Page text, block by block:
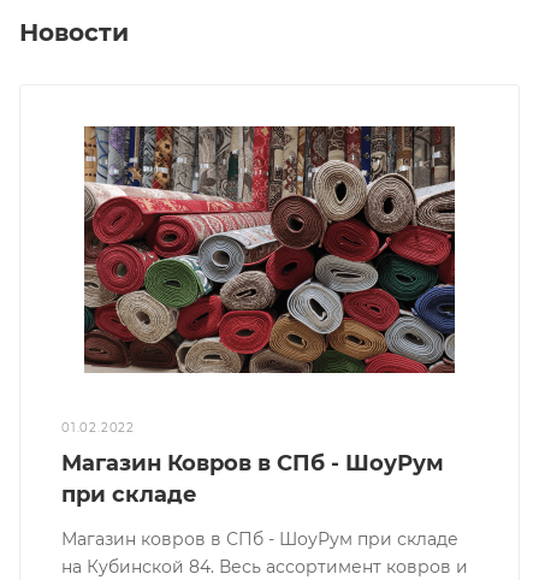
Новости
01.02.2022
Магазин Ковров в СПб - ШоуРум
при складе
Магазин ковров в СПб - ШоуРум при складе
на Кубинской 84. Весь ассортимент ковров и